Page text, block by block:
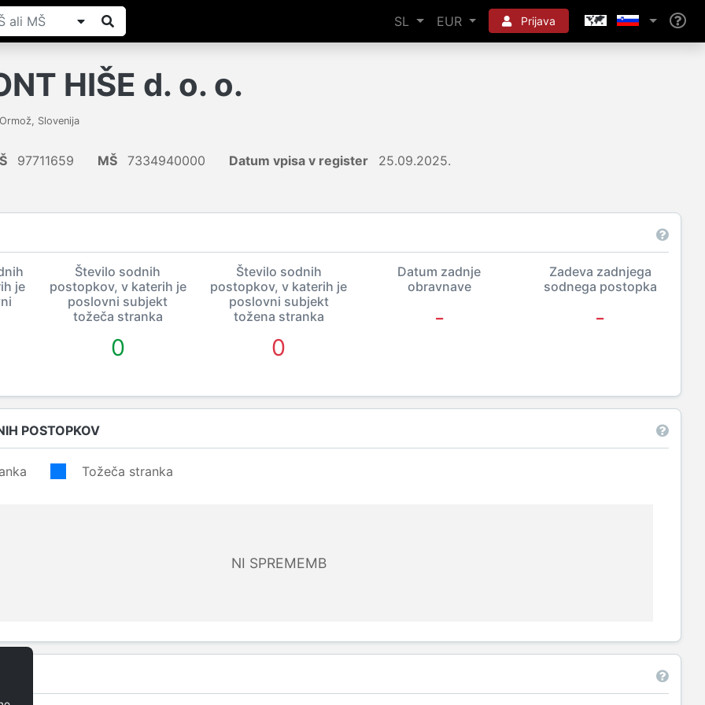
SL EUR Prijava
HIŠE d. o. o.
Ormož, Slovenija
97711659 MŠ 7334940000 Datum vpisa v register 25.09.2025.
je
Število sodnih
postopkov, v katerih je
poslovni subjekt
tožeča stranka
0
Število sodnih
postopkov, v katerih je
poslovni subjekt
tožena stranka
0
Datum zadnje
obravnave
-
Zadeva zadnjega
sodnega postopka
-
POSTOPKOV
Tožeča stranka
NI SPREMEMB